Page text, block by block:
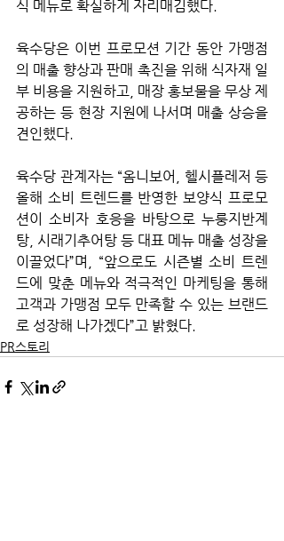
식 메뉴로 확실하게 자리매김했다.
육수당은 이번 프로모션 기간 동안 가맹점
의 매출 향상과 판매 촉진을 위해 식자재 일
부 비용을 지원하고, 매장 홍보물을 무상 제
공하는 등 현장 지원에 나서며 매출 상승을
견인했다.
육수당 관계자는 “옴니보어, 헬시플레저 등
올해 소비 트렌드를 반영한 보양식 프로모
션이 소비자 호응을 바탕으로 누룽지반계
탕, 시래기추어탕 등 대표 메뉴 매출 성장을
이끌었다”며, “앞으로도 시즌별 소비 트렌
드에 맞춘 메뉴와 적극적인 마케팅을 통해
고객과 가맹점 모두 만족할 수 있는 브랜드
로 성장해 나가겠다”고 밝혔다.
PR스토리